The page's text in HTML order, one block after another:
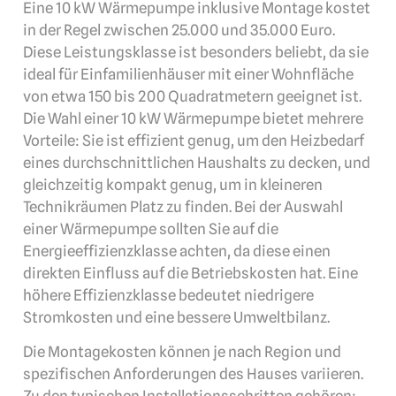
Eine 10 kW Wärmepumpe inklusive Montage kostet
in der Regel zwischen 25.000 und 35.000 Euro.
Diese Leistungsklasse ist besonders beliebt, da sie
ideal für Einfamilienhäuser mit einer Wohnfläche
von etwa 150 bis 200 Quadratmetern geeignet ist.
Die Wahl einer 10 kW Wärmepumpe bietet mehrere
Vorteile: Sie ist effizient genug, um den Heizbedarf
eines durchschnittlichen Haushalts zu decken, und
gleichzeitig kompakt genug, um in kleineren
Technikräumen Platz zu finden. Bei der Auswahl
einer Wärmepumpe sollten Sie auf die
Energieeffizienzklasse achten, da diese einen
direkten Einfluss auf die Betriebskosten hat. Eine
höhere Effizienzklasse bedeutet niedrigere
Stromkosten und eine bessere Umweltbilanz.
Die Montagekosten können je nach Region und
spezifischen Anforderungen des Hauses variieren.